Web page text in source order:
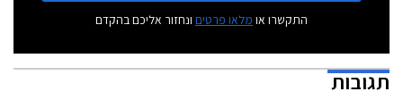
התקשרו או מלאו פרטים ונחזור אליכם בהקדם
תגובות